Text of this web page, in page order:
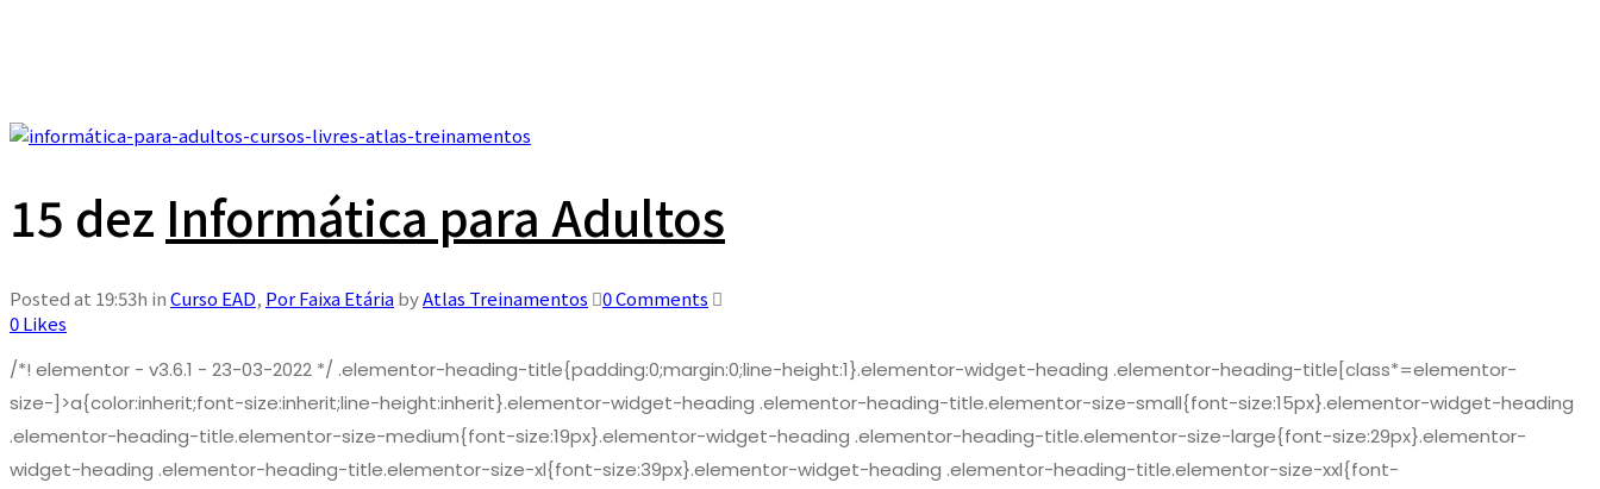
15 dez Informática para Adultos
Posted at 19:53h inCurso EAD, Por Faixa EtáriabyAtlas Treinamentos
0 Comments
0Likes
/*! elementor - v3.6.1 - 23-03-2022 */ .elementor-heading-title{padding:0;margin:0;line-height:1}.elementor-widget-heading .elementor-heading-title[class*=elementor-
size-]>a{color:inherit;font-size:inherit;line-height:inherit}.elementor-widget-heading .elementor-heading-title.elementor-size-small{font-size:15px}.elementor-widget-heading
.elementor-heading-title.elementor-size-medium{font-size:19px}.elementor-widget-heading .elementor-heading-title.elementor-size-large{font-size:29px}.elementor-
widget-heading .elementor-heading-title.elementor-size-xl{font-size:39px}.elementor-widget-heading .elementor-heading-title.elementor-size-xxl{font-